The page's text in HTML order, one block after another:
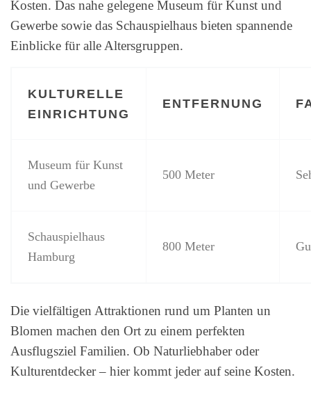
Kosten. Das nahe gelegene Museum für Kunst und
Gewerbe sowie das Schauspielhaus bieten spannende
Einblicke für alle Altersgruppen.
KULTURELLE
EINRICHTUNG
ENTFERNUNG
Museum für Kunst
und Gewerbe
500 Meter
Schauspielhaus
Hamburg
800 Meter
Die vielfältigen Attraktionen rund um Planten un
Blomen machen den Ort zu einem perfekten
Ausflugsziel Familien. Ob Naturliebhaber oder
Kulturentdecker – hier kommt jeder auf seine Kosten.